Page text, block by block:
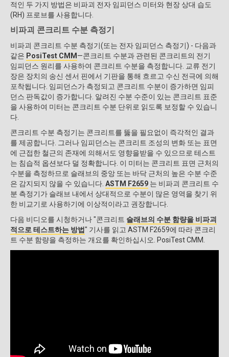
적인 두 가지 방법은 비파괴 전자 임피던스 미터와 현장 상대 습도
(RH) 프로브를 사용합니다.
비파괴 콘크리트 수분 측정기
비파괴 콘크리트 수분 측정기(또는 전자 임피던스 측정기) - 다음과
같은 PosiTest CMM —콘크리트 수분과 관련된 콘크리트의 전기
임피던스 원리를 사용하여 콘크리트 수분을 측정합니다. 교류 전기
장은 장치의 송신 센서 핀에서 기판을 통해 흐르고 수신 전극에 의해
포착됩니다. 임피던스가 측정되고 콘크리트 수분이 증가하면 임피
던스 판독값이 증가합니다. 알려진 수분 수준이 있는 콘크리트 표준
을 사용하여 미터는 콘크리트 수분 단위로 읽도록 보정할 수 있습니
다.
콘크리트 수분 측정기는 콘크리트를 뚫을 필요없이 즉각적인 결과
를 제공합니다. 그러나 임피던스는 콘크리트 조성의 변화 또는 표면
에 근접한 철근의 존재에 의해서도 영향을받을 수 있으므로 테스트
는 침습적 옵션보다 덜 정확합니다. 이 미터는 콘크리트 표면 근처의
수분을 측정하므로 슬래브의 중앙 또는 바닥 근처의 높은 수분 수준
은 감지되지 않을 수 있습니다. ASTM F2659 는 비파괴 콘크리트 수
분 측정기가 슬래브 내에서 상대적으로 수분이 많은 영역을 찾기 위
한 비교기로 사용하기에 이상적이라고 권장합니다.
다음 비디오를 시청하거나 "콘크리트 슬래브의 수분 함량을 비파괴
적으로 테스트하는 방법" 기사를 읽고 ASTM F2659에 따라 콘크리
트 수분 함량을 측정하는 개요를 확인하십시오. PosiTest CMM.